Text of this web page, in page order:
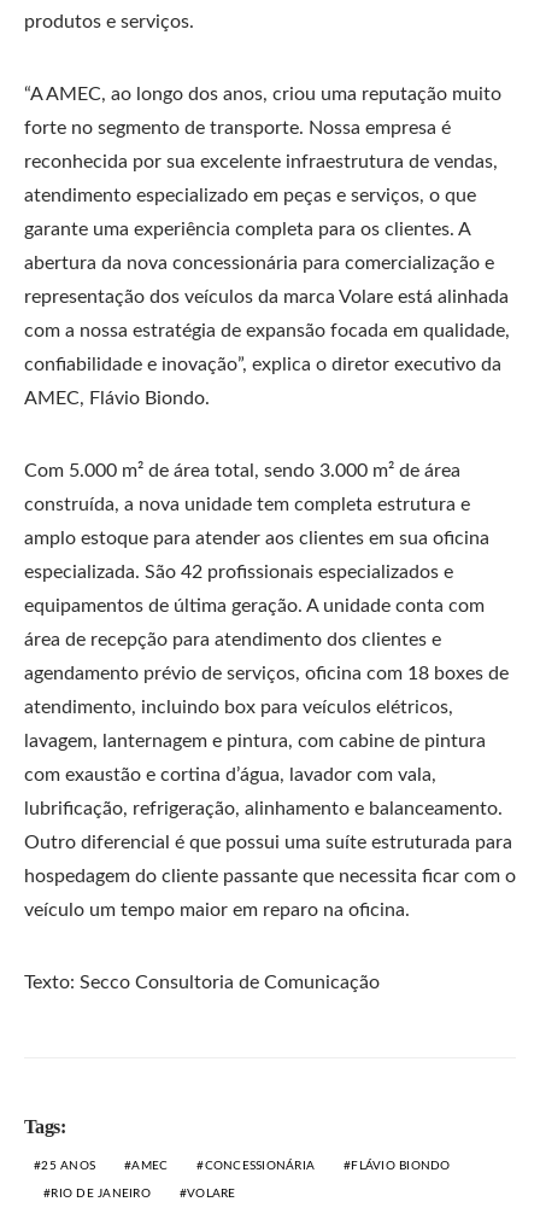
produtos e serviços.
“A AMEC, ao longo dos anos, criou uma reputação muito
forte no segmento de transporte. Nossa empresa é
reconhecida por sua excelente infraestrutura de vendas,
atendimento especializado em peças e serviços, o que
garante uma experiência completa para os clientes. A
abertura da nova concessionária para comercialização e
representação dos veículos da marca Volare está alinhada
com a nossa estratégia de expansão focada em qualidade,
confiabilidade e inovação”, explica o diretor executivo da
AMEC, Flávio Biondo.
Com 5.000 m² de área total, sendo 3.000 m² de área
construída, a nova unidade tem completa estrutura e
amplo estoque para atender aos clientes em sua oficina
especializada. São 42 profissionais especializados e
equipamentos de última geração. A unidade conta com
área de recepção para atendimento dos clientes e
agendamento prévio de serviços, oficina com 18 boxes de
atendimento, incluindo box para veículos elétricos,
lavagem, lanternagem e pintura, com cabine de pintura
com exaustão e cortina d’água, lavador com vala,
lubrificação, refrigeração, alinhamento e balanceamento.
Outro diferencial é que possui uma suíte estruturada para
hospedagem do cliente passante que necessita ficar com o
veículo um tempo maior em reparo na oficina.
Texto: Secco Consultoria de Comunicação
Tags:
25 ANOS AMEC CONCESSIONÁRIA FLÁVIO BIONDO
RIO DE JANEIRO VOLARE